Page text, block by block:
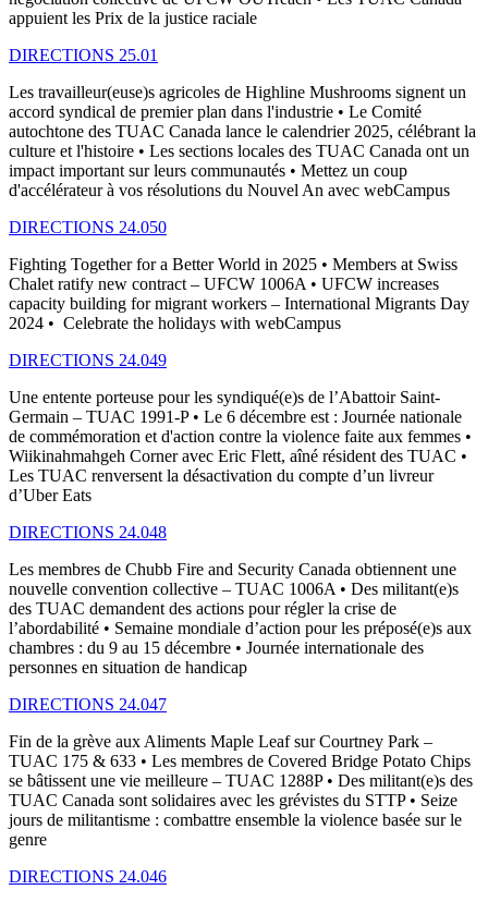
appuient les Prix de la justice raciale
DIRECTIONS 25.01
Les travailleur(euse)s agricoles de Highline Mushrooms signent un
accord syndical de premier plan dans l'industrie • Le Comité
autochtone des TUAC Canada lance le calendrier 2025, célébrant la
culture et l'histoire • Les sections locales des TUAC Canada ont un
impact important sur leurs communautés • Mettez un coup
d'accélérateur à vos résolutions du Nouvel An avec webCampus
DIRECTIONS 24.050
Fighting Together for a Better World in 2025 • Members at Swiss
Chalet ratify new contract – UFCW 1006A • UFCW increases
capacity building for migrant workers – International Migrants Day
2024 • Celebrate the holidays with webCampus
DIRECTIONS 24.049
Une entente porteuse pour les syndiqué(e)s de l’Abattoir Saint-
Germain – TUAC 1991-P • Le 6 décembre est : Journée nationale
de commémoration et d'action contre la violence faite aux femmes •
Wiikinahmahgeh Corner avec Eric Flett, aîné résident des TUAC •
Les TUAC renversent la désactivation du compte d’un livreur
d’Uber Eats
DIRECTIONS 24.048
Les membres de Chubb Fire and Security Canada obtiennent une
nouvelle convention collective – TUAC 1006A • Des militant(e)s
des TUAC demandent des actions pour régler la crise de
l’abordabilité • Semaine mondiale d’action pour les préposé(e)s aux
chambres : du 9 au 15 décembre • Journée internationale des
personnes en situation de handicap
DIRECTIONS 24.047
Fin de la grève aux Aliments Maple Leaf sur Courtney Park –
TUAC 175 & 633 • Les membres de Covered Bridge Potato Chips
se bâtissent une vie meilleure – TUAC 1288P • Des militant(e)s des
TUAC Canada sont solidaires avec les grévistes du STTP • Seize
jours de militantisme : combattre ensemble la violence basée sur le
genre
DIRECTIONS 24.046